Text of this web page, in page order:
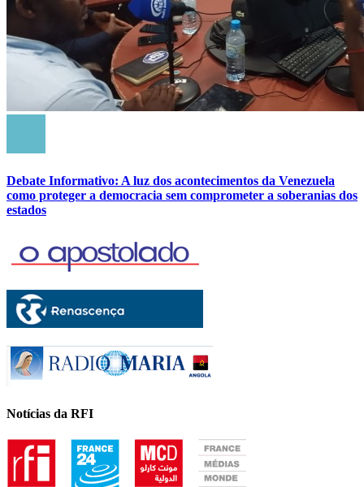
Debate Informativo: A luz dos acontecimentos da Venezuela
como proteger a democracia sem comprometer a soberanias dos
estados
Notícias da RFI